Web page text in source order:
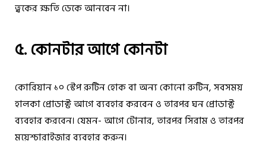
ত্বকের ক্ষতি ডেকে আনবেন না।
৫. কোনটার আগে কোনটা
কোরিয়ান ১০ স্টেপ রুটিন হোক বা অন্য কোনো রুটিন, সবসময়
হালকা প্রোডাক্ট আগে ব্যবহার করবেন ও তারপর ঘন প্রোডাক্ট
ব্যবহার করবেন। যেমন- আগে টোনার, তারপর সিরাম ও তারপর
ময়েশ্চারাইজার ব্যবহার করুন।